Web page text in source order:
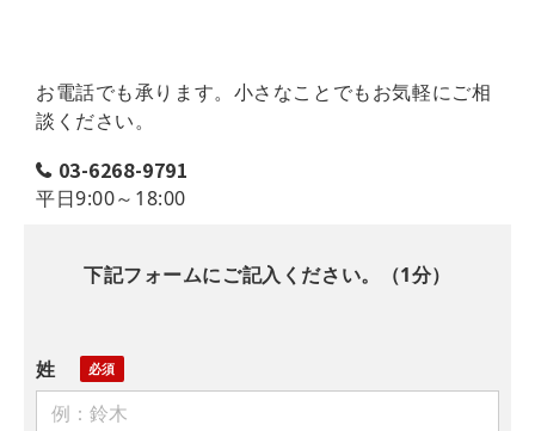
お電話でも承ります。小さなことでもお気軽にご相
談ください。
03-6268-9791
平日9:00～18:00
下記フォームにご記入ください。（1分）
姓